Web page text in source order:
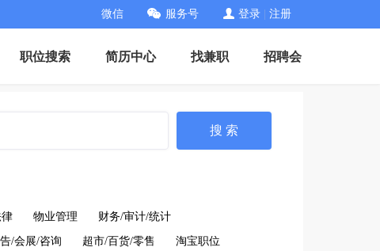
微信 服务号 登录 注册
职位搜索 简历中心 找兼职 招聘会
搜 索
物业管理 财务/审计/统计
/会展/咨询 超市/百货/零售 淘宝职位